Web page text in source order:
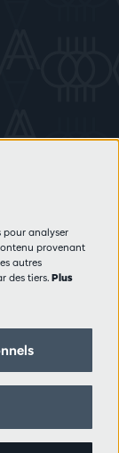
pour analyser
provenant
autres
des tiers. Plus